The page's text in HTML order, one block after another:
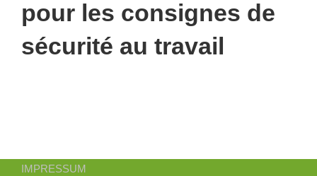
pour les consignes de
sécurité au travail
IMPRESSUM